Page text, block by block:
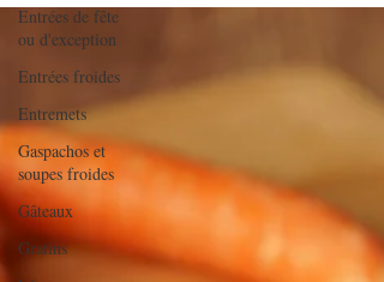
Entrées de fête
ou d'exception
Entrées froides
Entremets
Gaspachos et
soupes froides
Gâteaux
Gratins